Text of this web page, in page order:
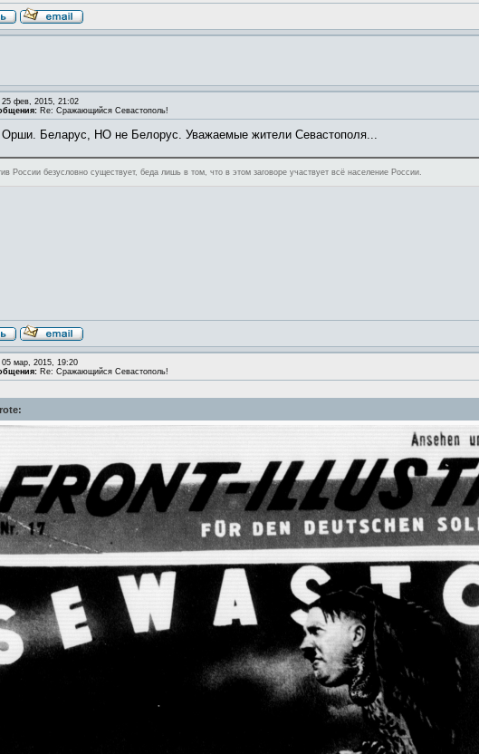
25 фев, 2015, 21:02
Re: Сражающийся Севастополь!
Орши. Беларус, НО не Белорус. Уважаемые жители Севастополя...
России безусловно существует, беда лишь в том, что в этом заговоре участвует всё население России.
05 мар, 2015, 19:20
Re: Сражающийся Севастополь!